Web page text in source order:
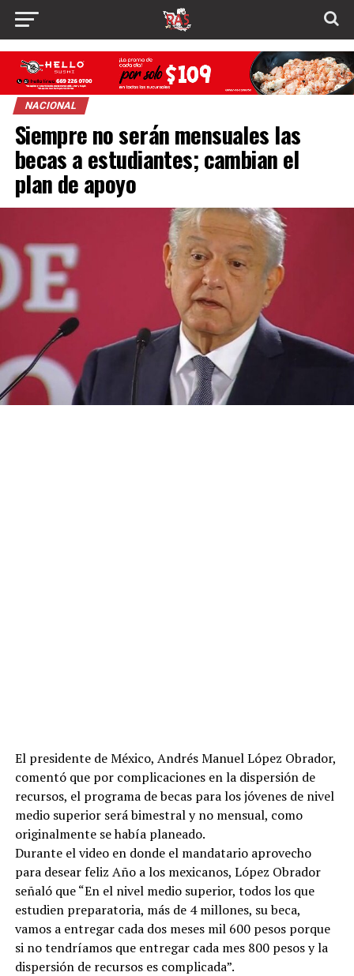
NACIONAL
Siempre no serán mensuales las
becas a estudiantes; cambian el
plan de apoyo
El presidente de México, Andrés Manuel López Obrador,
comentó que por complicaciones en la dispersión de
recursos, el programa de becas para los jóvenes de nivel
medio superior será bimestral y no mensual, como
originalmente se había planeado.
Durante el video en donde el mandatario aprovecho
para desear feliz Año a los mexicanos, López Obrador
señaló que “En el nivel medio superior, todos los que
estudien preparatoria, más de 4 millones, su beca,
vamos a entregar cada dos meses mil 600 pesos porque
si no tendríamos que entregar cada mes 800 pesos y la
dispersión de recursos es complicada”.